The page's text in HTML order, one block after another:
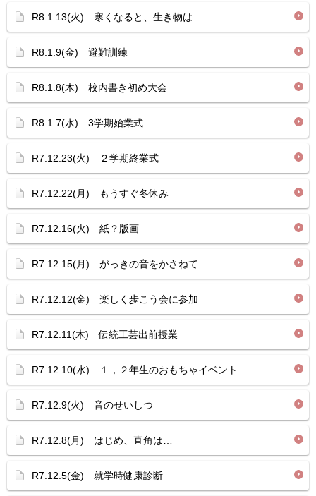
R8.1.13(火) 寒くなると、生き物は…
R8.1.9(金) 避難訓練
R8.1.8(木) 校内書き初め大会
R8.1.7(水) 3学期始業式
R7.12.23(火) ２学期終業式
R7.12.22(月) もうすぐ冬休み
R7.12.16(火) 紙？版画
R7.12.15(月) がっきの音をかさねて…
R7.12.12(金) 楽しく歩こう会に参加
R7.12.11(木) 伝統工芸出前授業
R7.12.10(水) １，２年生のおもちゃイベント
R7.12.9(火) 音のせいしつ
R7.12.8(月) はじめ、直角は…
R7.12.5(金) 就学時健康診断